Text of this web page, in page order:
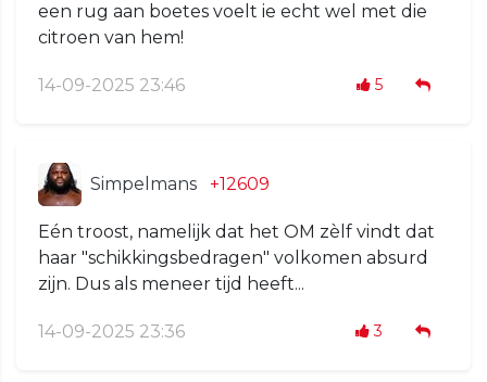
een rug aan boetes voelt ie echt wel met die
citroen van hem!
14-09-2025 23:46 5
Simpelmans +12609
Eén troost, namelijk dat het OM zèlf vindt dat
haar "schikkingsbedragen" volkomen absurd
zijn. Dus als meneer tijd heeft...
14-09-2025 23:36 3